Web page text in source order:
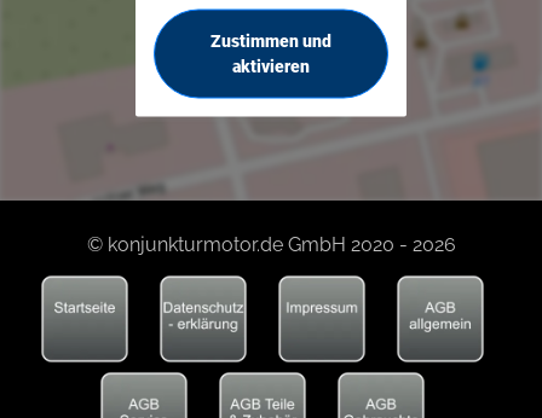
Zustimmen und
aktivieren
© konjunkturmotor.de GmbH 2020 - 2026